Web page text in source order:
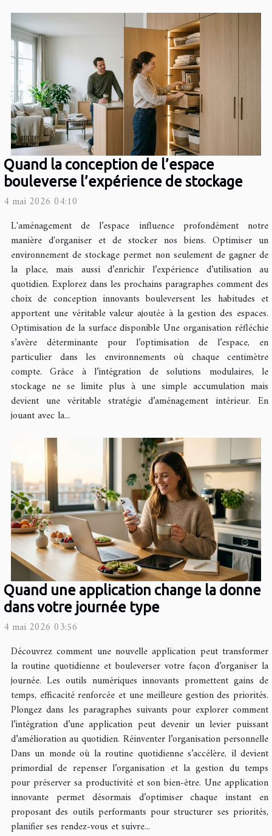
Quand la conception de l’espace
bouleverse l’expérience de stockage
4 mai 2026 04:10
L'aménagement de l’espace influence profondément notre
manière d'organiser et de stocker nos biens. Optimiser un
environnement de stockage permet non seulement de gagner de
la place, mais aussi d’enrichir l’expérience d’utilisation au
quotidien. Explorez dans les prochains paragraphes comment des
choix de conception innovants bouleversent les habitudes et
apportent une véritable valeur ajoutée à la gestion des espaces.
Optimisation de la surface disponible Une organisation réfléchie
s’avère déterminante pour l’optimisation de l’espace, en
particulier dans les environnements où chaque centimètre
compte. Grâce à l’intégration de solutions modulaires, le
stockage ne se limite plus à une simple accumulation mais
devient une véritable stratégie d’aménagement intérieur. En
jouant avec la...
Quand une application change la donne
dans votre journée type
4 mai 2026 03:56
Découvrez comment une nouvelle application peut transformer
la routine quotidienne et bouleverser votre façon d’organiser la
journée. Les outils numériques innovants promettent gains de
temps, efficacité renforcée et une meilleure gestion des priorités.
Plongez dans les paragraphes suivants pour explorer comment
l’intégration d’une application peut devenir un levier puissant
d’amélioration au quotidien. Réinventer l’organisation personnelle
Dans un monde où la routine quotidienne s’accélère, il devient
primordial de repenser l’organisation et la gestion du temps
pour préserver sa productivité et son bien-être. Une application
innovante permet désormais d’optimiser chaque instant en
proposant des outils performants pour structurer ses priorités,
planifier ses rendez-vous et suivre...